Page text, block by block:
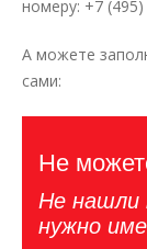
номеру: +7
А можете
сами:
Не
Не
нужно